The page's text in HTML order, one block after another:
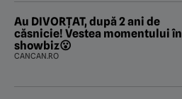
Au DIVORȚAT, după 2 ani de
căsnicie! Vestea momentului în
showbiz😮
CANCAN.RO